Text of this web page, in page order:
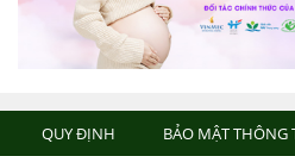
QUY ĐỊNH BẢO MẬT THÔNG